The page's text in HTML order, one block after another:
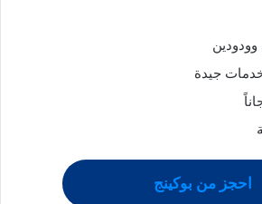
جيدة
احجز من بوكينج